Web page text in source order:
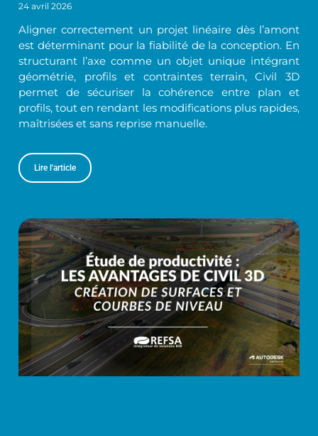
24 avril 2026
Aligner correctement un projet linéaire dès l’amont
est déterminant pour la fiabilité de la conception. En
structurant l’axe comme un objet unique intégrant
géométrie, profils et contraintes terrain, Civil 3D
permet de sécuriser la cohérence entre plan et
profils, tout en rendant les modifications plus rapides,
maîtrisées et sans reprise manuelle.
Lire l'article